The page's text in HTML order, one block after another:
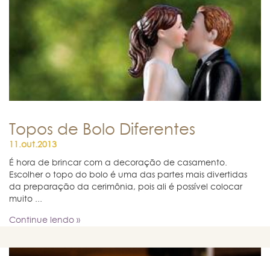
Topos de Bolo Diferentes
11.out.2013
É hora de brincar com a decoração de casamento.
Escolher o topo do bolo é uma das partes mais divertidas
da preparação da cerimônia, pois ali é possível colocar
muito ...
Continue lendo »